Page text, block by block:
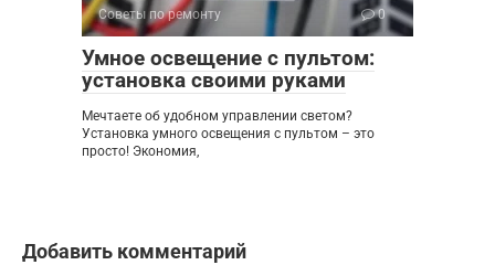
Советы по ремонту 0
Умное освещение с пультом:
установка своими руками
Мечтаете об удобном управлении светом?
Установка умного освещения с пультом – это
просто! Экономия,
Добавить комментарий